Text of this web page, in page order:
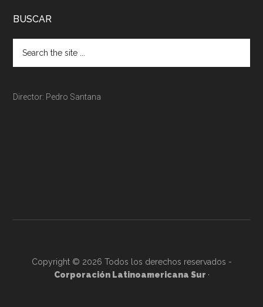
BUSCAR
Director: Pedro Santana
Copyright © 2026 Todos los derechos reservados -
Corporación Latinoamericana Sur ·